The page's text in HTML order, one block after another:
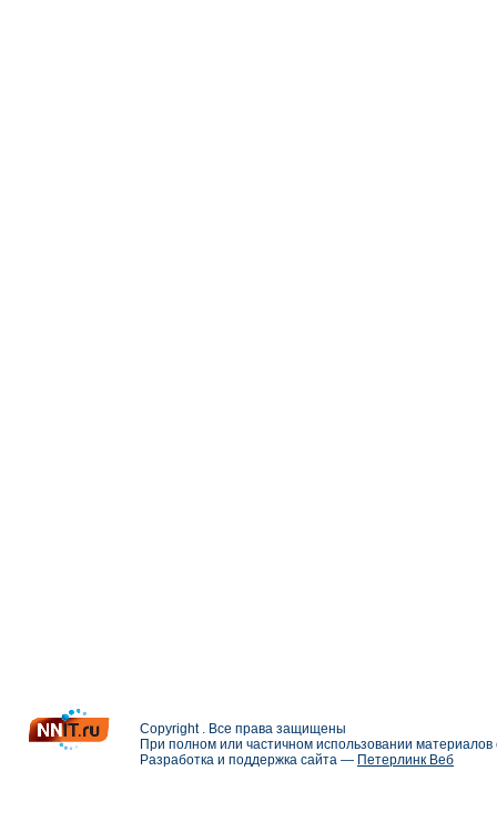
Copyright . Все права защищены
При полном или частичном использовании
Разработка и поддержка сайта — Петерлинк Веб